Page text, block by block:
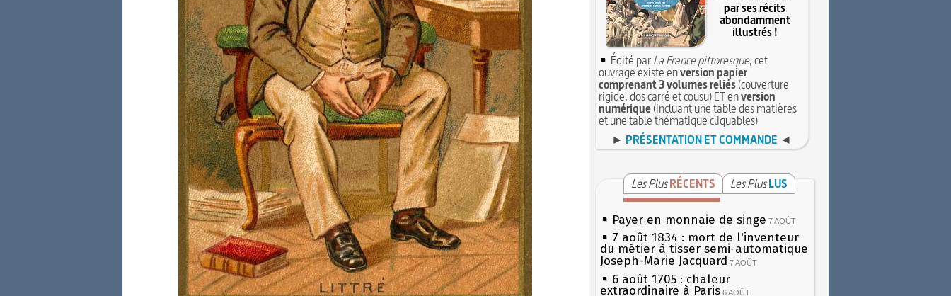
par ses récits
abondamment
illustrés !
Édité parLa France pittoresque, cet
ouvrage existe enversion papier
comprenant 3 volumes reliés(couverture
rigide, dos carré et cousu) ET enversion
numérique(incluant une table des matières
et une table thématique cliquables)
► PRÉSENTATION ET COMMANDE ◄
Les Plus RÉCENTS Les Plus LUS
Payer en monnaie de singe 7 AOÛT
7 août 1834 : mort de l'inventeur
du métier à tisser semi-automatique
Joseph-Marie Jacquard 7 AOÛT
6 août 1705 : chaleur
extraordinaire à Paris 6 AOÛT